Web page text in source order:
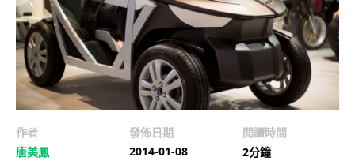
作者
唐美鳳
發佈日期
2014-01-08
閱讀時間
2分鐘